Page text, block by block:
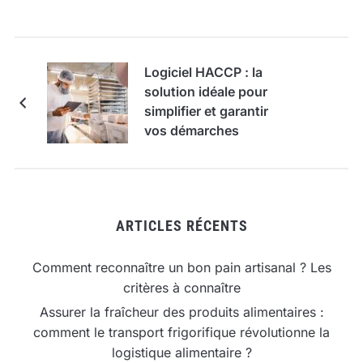
Logiciel HACCP : la
solution idéale pour
simplifier et garantir
vos démarches
ARTICLES RÉCENTS
Comment reconnaître un bon pain artisanal ? Les
critères à connaître
Assurer la fraîcheur des produits alimentaires :
comment le transport frigorifique révolutionne la
logistique alimentaire ?